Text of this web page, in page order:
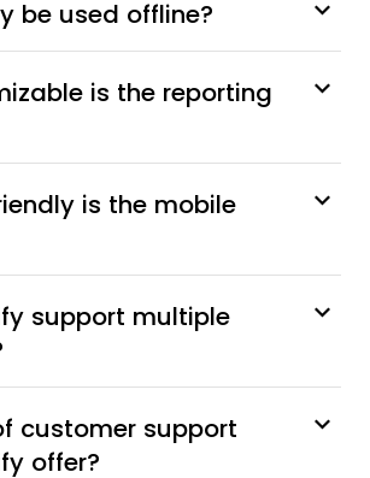
be used offline?
is the reporting
is the mobile
support multiple
customer support
offer?